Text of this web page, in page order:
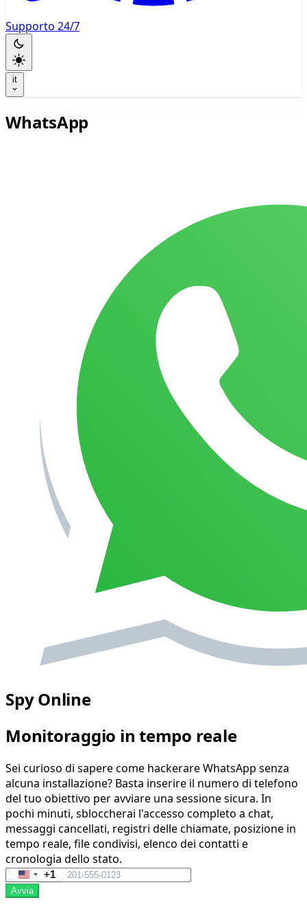
Supporto 24/7
it
WhatsApp
Spy Online
Monitoraggio in tempo reale
Sei curioso di sapere come hackerare WhatsApp senza
alcuna installazione? Basta inserire il numero di telefono
del tuo obiettivo per avviare una sessione sicura. In
pochi minuti, sbloccherai l'accesso completo a chat,
messaggi cancellati, registri delle chiamate, posizione in
tempo reale, file condivisi, elenco dei contatti e
cronologia dello stato.
United
States
+1
Avvia